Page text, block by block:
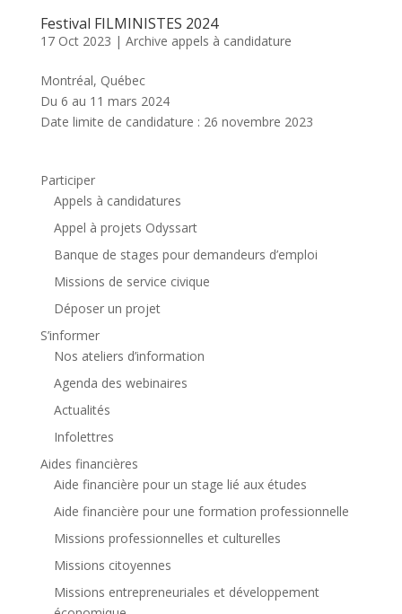
Festival FILMINISTES 2024
17 Oct 2023 | Archive appels à candidature
Montréal, Québec
Du 6 au 11 mars 2024
Date limite de candidature : 26 novembre 2023
Participer
Appels à candidatures
Appel à projets Odyssart
Banque de stages pour demandeurs d’emploi
Missions de service civique
Déposer un projet
S’informer
Nos ateliers d’information
Agenda des webinaires
Actualités
Infolettres
Aides financières
Aide financière pour un stage lié aux études
Aide financière pour une formation professionnelle
Missions professionnelles et culturelles
Missions citoyennes
Missions entrepreneuriales et développement